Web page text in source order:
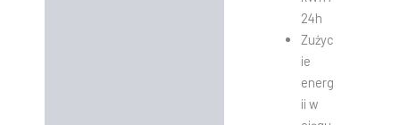
24h
Zużyc
ie
energ
ii w